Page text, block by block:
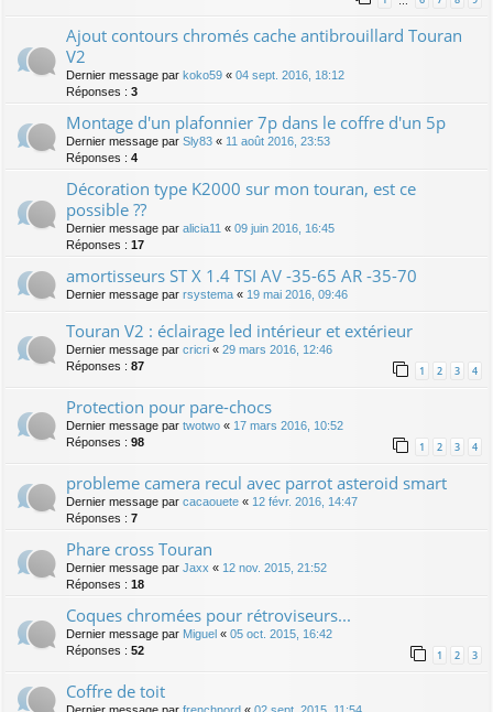
Ajout contours chromés cache antibrouillard Touran
V2
Dernier message par koko59 « 04 sept. 2016, 18:12
Réponses : 3
Montage d'un plafonnier 7p dans le coffre d'un 5p
Dernier message par Sly83 « 11 août 2016, 23:53
Réponses : 4
Décoration type K2000 sur mon touran, est ce
possible ??
Dernier message par alicia11 « 09 juin 2016, 16:45
Réponses : 17
amortisseurs ST X 1.4 TSI AV -35-65 AR -35-70
Dernier message par rsystema « 19 mai 2016, 09:46
Touran V2 : éclairage led intérieur et extérieur
Dernier message par cricri « 29 mars 2016, 12:46
Réponses : 87 1 2 3 4
Protection pour pare-chocs
Dernier message par twotwo « 17 mars 2016, 10:52
Réponses : 98 1 2 3 4
probleme camera recul avec parrot asteroid smart
Dernier message par cacaouete « 12 févr. 2016, 14:47
Réponses : 7
Phare cross Touran
Dernier message par Jaxx « 12 nov. 2015, 21:52
Réponses : 18
Coques chromées pour rétroviseurs...
Dernier message par Miguel « 05 oct. 2015, 16:42
Réponses : 52 1 2 3
Coffre de toit